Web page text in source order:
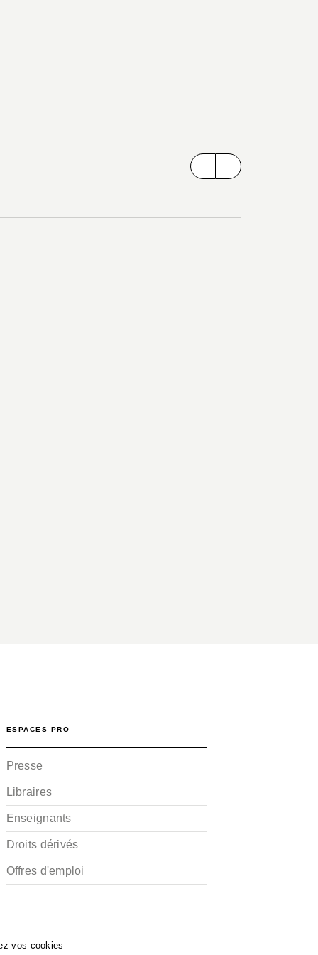
ESPACES PRO
Presse
Libraires
Enseignants
Droits dérivés
Offres d'emploi
vos cookies